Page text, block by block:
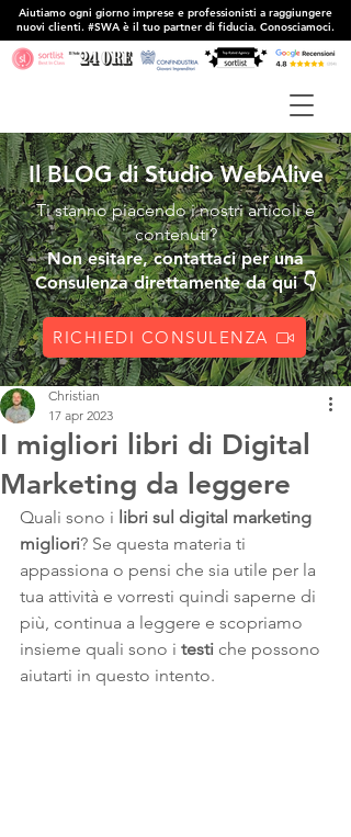
Aiutiamo ogni giorno imprese e professionisti a raggiungere
nuovi clienti. #SWA è il tuo partner di fiducia. Conosciamoci.
Il BLOG di Studio WebAlive
Ti stanno piacendo i nostri articoli e
contenuti?
Non esitare, contattaci per una
Consulenza direttamente da qui 👇
RICHIEDI CONSULENZA
I migliori libri di Digital
Marketing da leggere
Christian
17 apr 2023
Quali sono i libri sul digital marketing
migliori? Se questa materia ti
appassiona o pensi che sia utile per la
tua attività e vorresti quindi saperne di
più, continua a leggere e scopriamo
insieme quali sono i testi che possono
aiutarti in questo intento.